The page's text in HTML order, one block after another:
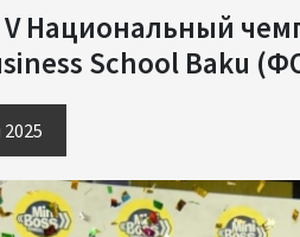
Национальный
School Baku